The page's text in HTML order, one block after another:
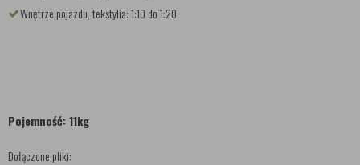
Wnętrze pojazdu, tekstylia: 1:10 do 1:20
Pojemność: 11kg
Dołączone pliki: